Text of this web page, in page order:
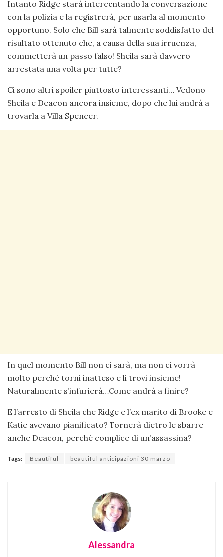
Intanto Ridge starà intercentando la conversazione
con la polizia e la registrerà, per usarla al momento
opportuno. Solo che Bill sarà talmente soddisfatto del
risultato ottenuto che, a causa della sua irruenza,
commetterà un passo falso! Sheila sarà davvero
arrestata una volta per tutte?
Ci sono altri spoiler piuttosto interessanti… Vedono
Sheila e Deacon ancora insieme, dopo che lui andrà a
trovarla a Villa Spencer.
In quel momento Bill non ci sarà, ma non ci vorrà
molto perché torni inatteso e li trovi insieme!
Naturalmente s’infurierà…Come andrà a finire?
E l’arresto di Sheila che Ridge e l’ex marito di Brooke e
Katie avevano pianificato? Tornerà dietro le sbarre
anche Deacon, perché complice di un’assassina?
Tags: Beautiful beautiful anticipazioni 30 marzo
Alessandra